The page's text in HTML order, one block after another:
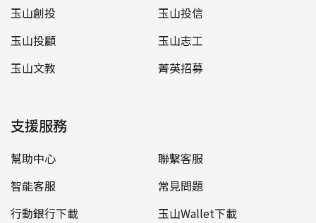
玉山創投
玉山投信
玉山投顧
玉山志工
玉山文教
菁英招募
支援服務
幫助中心
聯繫客服
智能客服
常見問題
行動銀行下載
玉山Wallet下載